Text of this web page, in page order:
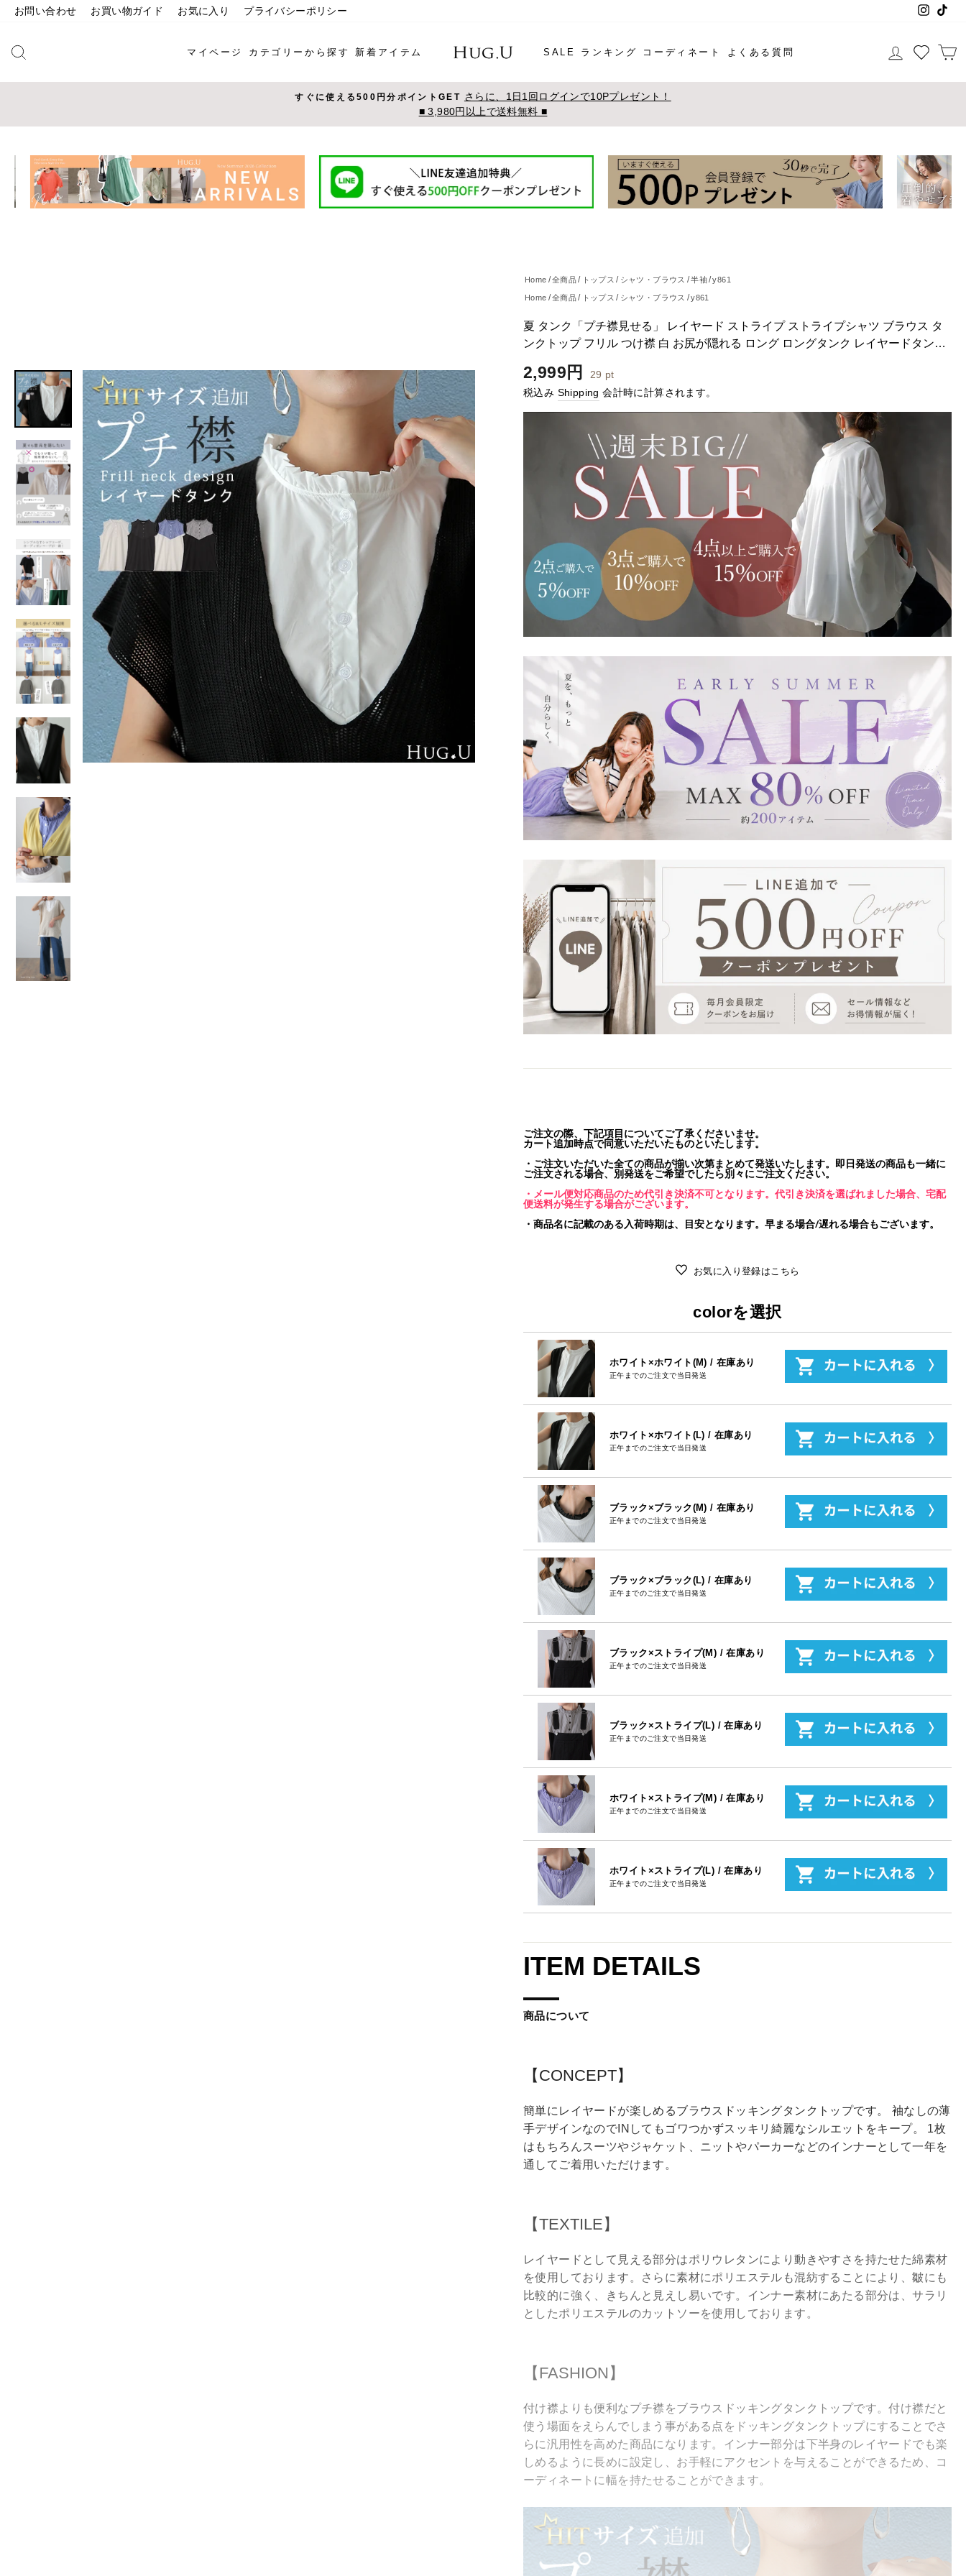
ツ
お問い合わせ お買い物ガイド お気に入り プライバシーポリシー
マイページ カテゴリーから探す 新着アイテム SALE ランキング コーディネート よくある質問 ログイン
すぐに使える500円分ポイントGET さらに、1日1回ログインで10Pプレゼント！
■ 3,980円以上で送料無料 ■
Home 全商品 トップス シャツ・ブラウス y861
Home 全商品 トップス シャツ・ブラウス 半袖 y861
Home 全商品 トップス パーカー
レイヤードアイテム y861
夏 タンク「プチ襟見せる」 レイヤード ストライプ ストライプシャツ ブラウス タ
ンクトップ フリル つけ襟 白 お尻が隠れる ロング ロングタンク レイヤードタンク
通
常
2,999円 29 pt
税込み Shipping 会計時に計算されます。
ご注文の際、下記項目についてご了承くださいませ。
カート追加時点で同意いただいたものといたします。
・ご注文いただいた全ての商品が揃い次第まとめて発送いたします。即日発送の商品も一緒に
ご注文される場合、別発送をご希望でしたら別々にご注文ください。
・メール便対応商品のため代引き決済不可となります。代引き決済を選ばれました場合、宅配
便送料が発生する場合がございます。
・商品名に記載のある入荷時期は、目安となります。早まる場合/遅れる場合もございます。
お気に入り登録はこちら
colorを選択
ホワイト×ホワイト(M) / 在庫あり
正午までのご注文で当日発送
ホワイト×ホワイト(L) / 在庫あり
正午までのご注文で当日発送
ブラック×ブラック(M) / 在庫あり
正午までのご注文で当日発送
ブラック×ブラック(L) / 在庫あり
正午までのご注文で当日発送
ブラック×ストライプ(M) / 在庫あり
正午までのご注文で当日発送
ブラック×ストライプ(L) / 在庫あり
正午までのご注文で当日発送
ホワイト×ストライプ(M) / 在庫あり
正午までのご注文で当日発送
ホワイト×ストライプ(L) / 在庫あり
正午までのご注文で当日発送
ITEM DETAILS
商品について
【CONCEPT】
簡単にレイヤードが楽しめるブラウスドッキングタンクトップです。 袖なしの薄
手デザインなのでINしてもゴワつかずスッキリ綺麗なシルエットをキープ。 1枚
はもちろんスーツやジャケット、ニットやパーカーなどのインナーとして一年を
通してご着用いただけます。
【TEXTILE】
レイヤードとして見える部分はポリウレタンにより動きやすさを持たせた綿素材
を使用しております。さらに素材にポリエステルも混紡することにより、皺にも
比較的に強く、きちんと見えし易いです。インナー素材にあたる部分は、サラリ
としたポリエステルのカットソーを使用しております。
【FASHION】
付け襟よりも便利なプチ襟をブラウスドッキングタンクトップです。付け襟だと
使う場面をえらんでしまう事がある点をドッキングタンクトップにすることでさ
らに汎用性を高めた商品になります。インナー部分は下半身のレイヤードでも楽
しめるように長めに設定し、お手軽にアクセントを与えることができるため、コ
ーディネートに幅を持たせることができます。